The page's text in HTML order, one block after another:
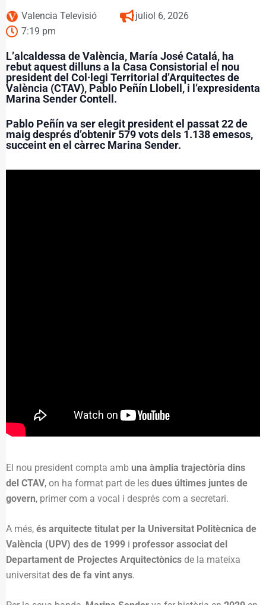
Valencia Televisió
juliol 6, 2026
7:19 pm
L’alcaldessa de València, María José Catalá, ha
rebut aquest dilluns a la Casa Consistorial el nou
president del Col·legi Territorial d’Arquitectes de
València (CTAV), Pablo Peñín Llobell, i l’expresidenta
Marina Sender Contell.
Pablo Peñín va ser elegit president el passat 22 de
maig després d’obtenir 579 vots dels 1.138 emesos,
succeint en el càrrec Marina Sender.
El nou president compta amb una àmplia trajectòria dins
del CTAV, on ha format part de les dues últimes juntes de
govern, primer com a vocal i després com a secretari.
A més, és arquitecte titulat per la Universitat Politècnica de
València (UPV) des de 1999 i professor associat del
Departament de Projectes Arquitectònics de la mateixa
universitat des de fa vint anys.